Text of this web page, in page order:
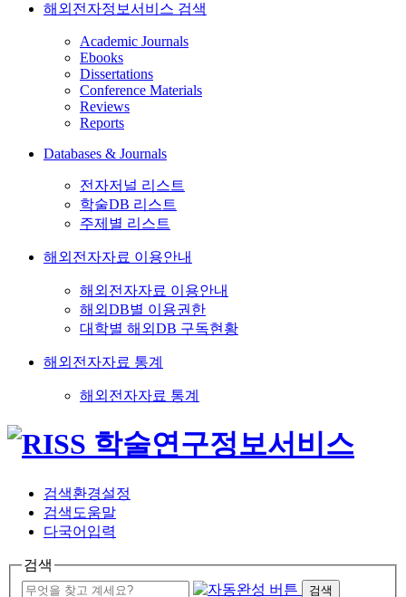
해외전자정보서비스 검색
Academic Journals
Ebooks
Dissertations
Conference Materials
Reviews
Reports
Databases & Journals
전자저널 리스트
학술DB 리스트
주제별 리스트
해외전자자료 이용안내
해외전자자료 이용안내
해외DB별 이용권한
대학별 해외DB 구독현황
해외전자자료 통계
해외전자자료 통계
검색환경설정
검색도움말
다국어입력
검색
검색